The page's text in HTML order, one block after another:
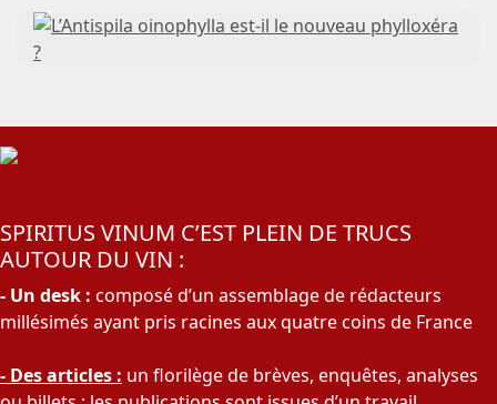
SPIRITUS VINUM C’EST PLEIN DE TRUCS
AUTOUR DU VIN :
- Un desk : composé d’un assemblage de rédacteurs
millésimés ayant pris racines aux quatre coins de France
- Des articles : un florilège de brèves, enquêtes, analyses